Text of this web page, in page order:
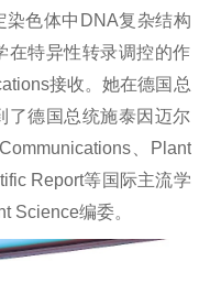
染色体中DNA复杂结构
在特异性转录调控的作
接收。她在德国总
了德国总统施泰因迈尔
、
Plant
Report等国际主流学
Science编委。